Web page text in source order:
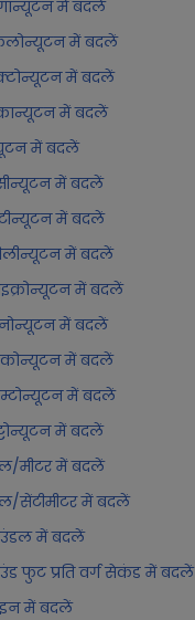
में बदलें
में बदलें
में बदलें
में बदलें
में बदलें
में बदलें
में बदलें
में बदलें
में बदलें
में बदलें
में बदलें
में बदलें
में बदलें
मीटर में बदलें
सेंटीमीटर में बदलें
में बदलें
फुट प्रति वर्ग सेकंड में बदलें
में बदलें